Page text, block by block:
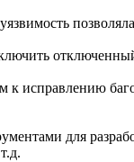
к исправлению
для